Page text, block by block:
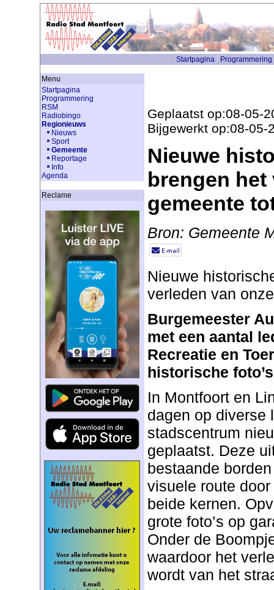
Startpagina Programmering
Menu
Startpagina
Programmering
RSM
Radiobingo
Regionieuws
Nieuws
Sport
Gemeente
Reportage
Info
Agenda
Reclame
Geplaatst op:08-05-
Bijgewerkt op:08-05-
Nieuwe
brengen het
gemeente
Bron: Gemeente
Nieuwe
verleden van
Burgemeester
met een aantal
Recreatie en
historische
In Montfoort en
dagen op diverse
stadscentrum
geplaatst. Deze
bestaande
visuele route
beide kernen.
grote foto’s op
Onder de
waardoor het
wordt van het